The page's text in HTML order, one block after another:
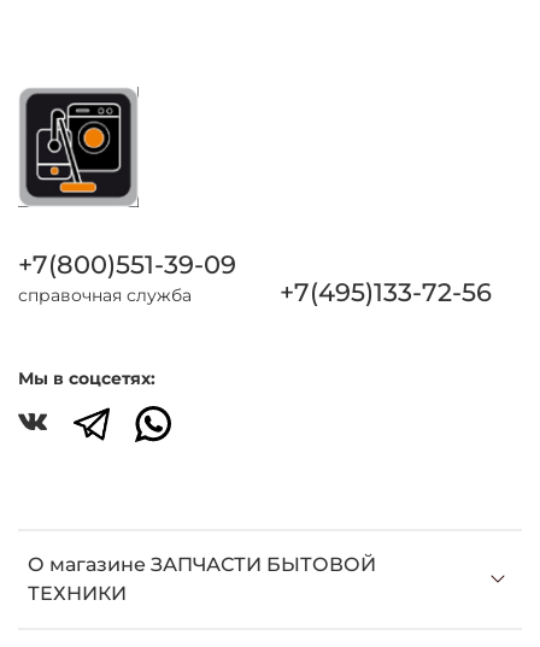
О магазине ЗАПЧАСТИ БЫТОВОЙ
ТЕХНИКИ
+7(800)551-39-09
справочная служба +7(495)133-72-56
Мы в соцсетях: